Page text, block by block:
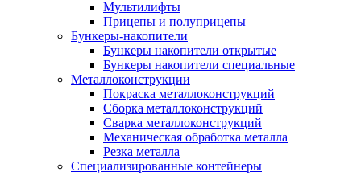
Мультилифты
Прицепы и полуприцепы
Бункеры-накопители
Бункеры накопители открытые
Бункеры накопители специальные
Металлоконструкции
Покраска металлоконструкций
Сборка металлоконструкций
Сварка металлоконструкций
Механическая обработка металла
Резка металла
Специализированные контейнеры